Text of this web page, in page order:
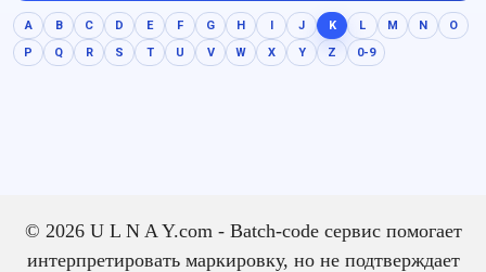
A B C D E F G H I J K L M N
O
P
Q R S T U V W X Y Z 0-9
© 2026 U L N A Y.com - Batch-code сервис помогает
интерпретировать маркировку, но не подтверждает